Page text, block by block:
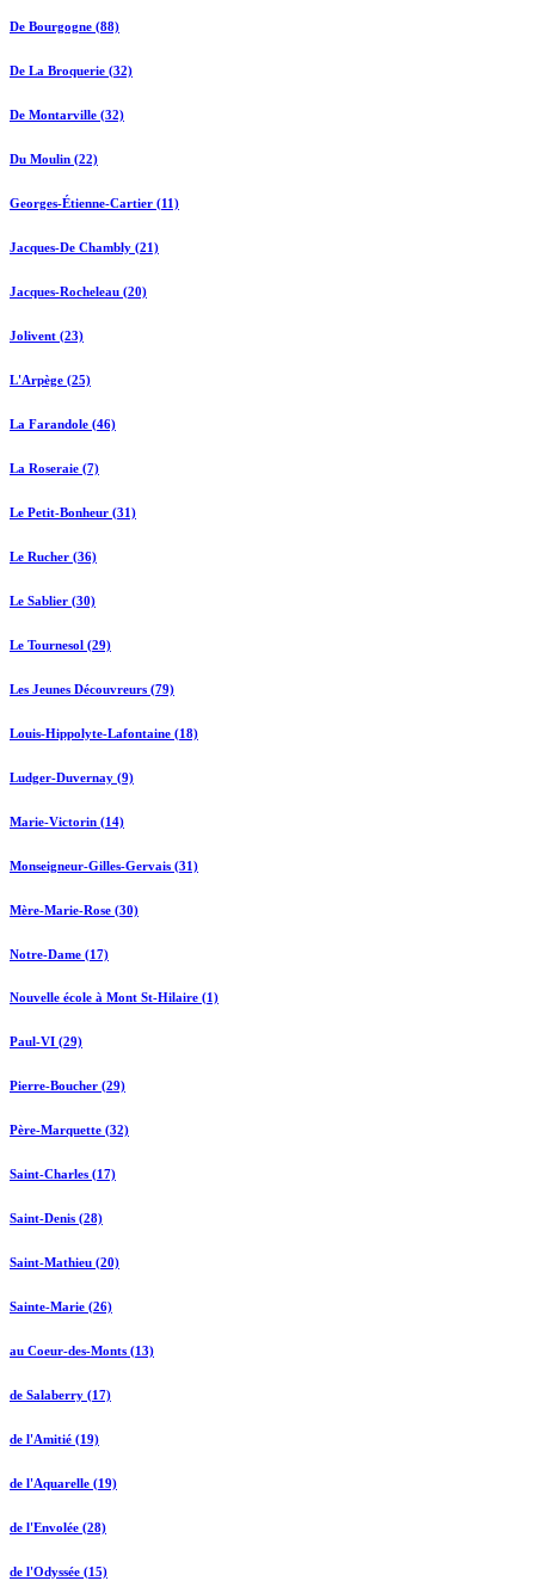
De Bourgogne (88)
De La Broquerie (32)
De Montarville (32)
Du Moulin (22)
Georges-Étienne-Cartier (11)
Jacques-De Chambly (21)
Jacques-Rocheleau (20)
Jolivent (23)
L'Arpège (25)
La Farandole (46)
La Roseraie (7)
Le Petit-Bonheur (31)
Le Rucher (36)
Le Sablier (30)
Le Tournesol (29)
Les Jeunes Découvreurs (79)
Louis-Hippolyte-Lafontaine (18)
Ludger-Duvernay (9)
Marie-Victorin (14)
Monseigneur-Gilles-Gervais (31)
Mère-Marie-Rose (30)
Notre-Dame (17)
Nouvelle école à Mont St-Hilaire (1)
Paul-VI (29)
Pierre-Boucher (29)
Père-Marquette (32)
Saint-Charles (17)
Saint-Denis (28)
Saint-Mathieu (20)
Sainte-Marie (26)
au Coeur-des-Monts (13)
de Salaberry (17)
de l'Amitié (19)
de l'Aquarelle (19)
de l'Envolée (28)
de l'Odyssée (15)